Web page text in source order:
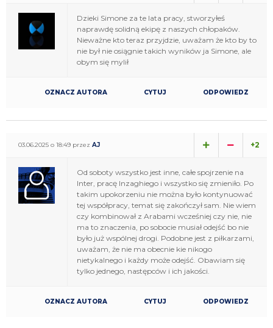
Dzieki Simone za te lata pracy, stworzyłeś
naprawdę solidną ekipę z naszych chłopaków.
Nieważne kto teraz przyjdzie, uważam że kto by to
nie był nie osiągnie takich wyników ja Simone, ale
obym się mylił
OZNACZ AUTORA CYTUJ ODPOWIEDZ
03.06.2025 o 18:49 przez AJ +2
Od soboty wszystko jest inne, całe spojrzenie na
Inter, pracę Inzaghiego i wszystko się zmieniło. Po
takim upokorzeniu nie można było kontynuować
tej współpracy, temat się zakończył sam. Nie wiem
czy kombinował z Arabami wcześniej czy nie, nie
ma to znaczenia, po sobocie musiał odejść bo nie
było już wspólnej drogi. Podobne jest z piłkarzami,
uważam, że nie ma obecnie kie nikogo
nietykalnego i każdy może odejść. Obawiam się
tylko jednego, następców i ich jakości.
OZNACZ AUTORA CYTUJ ODPOWIEDZ